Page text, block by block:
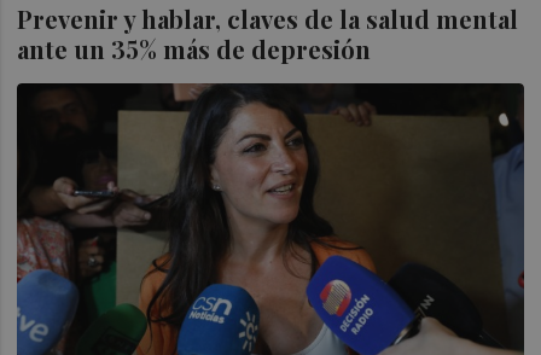
Prevenir y hablar, claves de la salud mental
ante un 35% más de depresión